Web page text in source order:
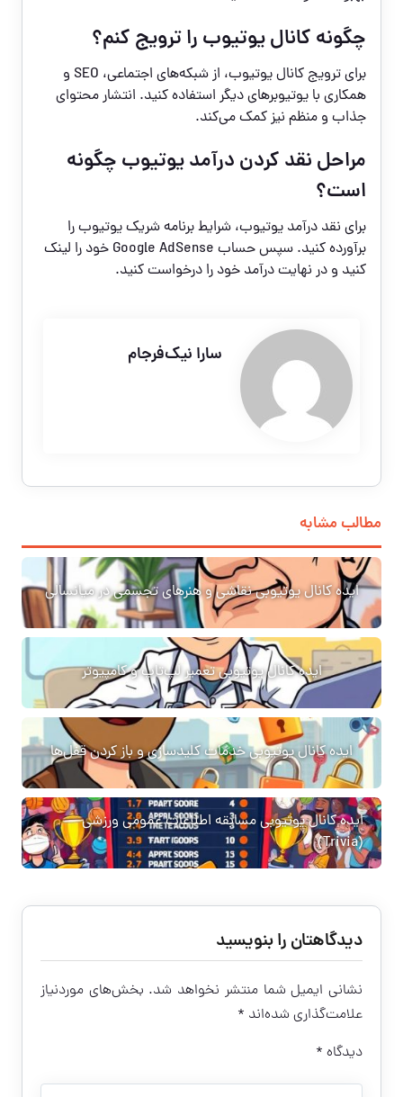
چگونه کانال یوتیوب را ترویج کنم؟
برای ترویج کانال یوتیوب، از شبکه‌های اجتماعی، SEO و
همکاری با یوتیوبرهای دیگر استفاده کنید. انتشار محتوای
جذاب و منظم نیز کمک می‌کند.
مراحل نقد کردن درآمد یوتیوب چگونه
است؟
برای نقد درآمد یوتیوب، شرایط برنامه شریک یوتیوب را
برآورده کنید. سپس حساب Google AdSense خود را لینک
کنید و در نهایت درآمد خود را درخواست کنید.
سارا نیک‌فرجام
مطالب مشابه
ایده کانال یوتیوبی نقاشی و هنرهای تجسمی در میانسالی
ایده کانال یوتیوبی تعمیر لپ‌تاپ و کامپیوتر
ایده کانال یوتیوبی خدمات کلیدسازی و باز کردن قفل‌ها
ایده کانال یوتیوبی مسابقه اطلاعات عمومی ورزشی
(Trivia)
دیدگاهتان را بنویسید
نشانی ایمیل شما منتشر نخواهد شد. بخش‌های موردنیاز
علامت‌گذاری شده‌اند *
دیدگاه *